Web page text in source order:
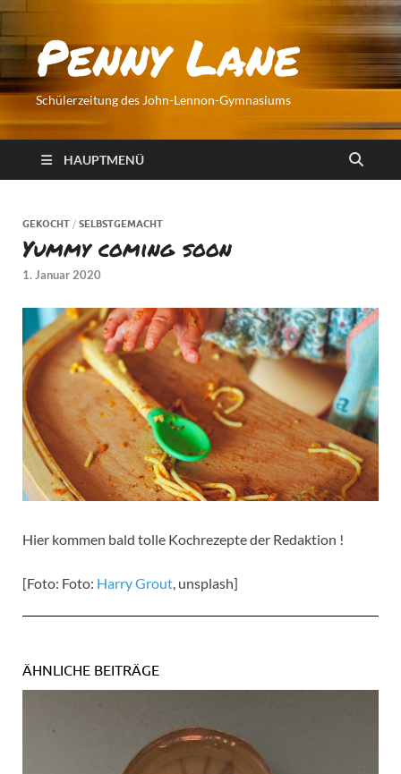
Penny Lane
Schülerzeitung des John-Lennon-Gymnasiums
HAUPTMENÜ
GEKOCHT / SELBSTGEMACHT
Yummy coming soon
1. Januar 2020
Hier kommen bald tolle Kochrezepte der Redaktion !
[Foto: Foto: Harry Grout, unsplash]
ÄHNLICHE BEITRÄGE